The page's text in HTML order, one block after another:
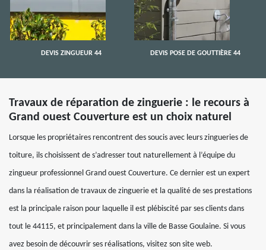
DEVIS ZINGUEUR 44 DEVIS POSE DE GOUTTIÈRE 44
Travaux de réparation de zinguerie : le recours à
Grand ouest Couverture est un choix naturel
Lorsque les propriétaires rencontrent des soucis avec leurs zingueries de
toiture, ils choisissent de s’adresser tout naturellement à l’équipe du
zingueur professionnel Grand ouest Couverture. Ce dernier est un expert
dans la réalisation de travaux de zinguerie et la qualité de ses prestations
est la principale raison pour laquelle il est plébiscité par ses clients dans
tout le 44115, et principalement dans la ville de Basse Goulaine. Si vous
avez besoin de découvrir ses réalisations, visitez son site web.